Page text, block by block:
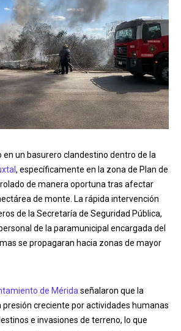
en un basurero clandestino dentro de la
, específicamente en la zona de Plan de
de manera oportuna tras afectar
de monte. La rápida intervención
de la Secretaría de Seguridad Pública,
de la paramunicipal encargada del
se propagaran hacia zonas de mayor
de Mérida señalaron que la
creciente por actividades humanas
e invasiones de terreno, lo que